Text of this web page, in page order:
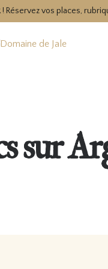
! Réservez vos places,
sur